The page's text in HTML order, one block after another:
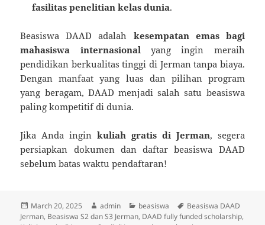
fasilitas penelitian kelas dunia.
Beasiswa DAAD adalah kesempatan emas bagi
mahasiswa internasional yang ingin meraih
pendidikan berkualitas tinggi di Jerman tanpa biaya.
Dengan manfaat yang luas dan pilihan program
yang beragam, DAAD menjadi salah satu beasiswa
paling kompetitif di dunia.
Jika Anda inginkuliah gratis di Jerman, segera
persiapkan dokumen dan daftar beasiswa DAAD
sebelum batas waktu pendaftaran!
Posted
on
March 20, 2025 Author
admin Categories
beasiswa Tags
Beasiswa DAAD
Jerman, Beasiswa S2 dan S3 Jerman, DAAD fully funded scholarship,